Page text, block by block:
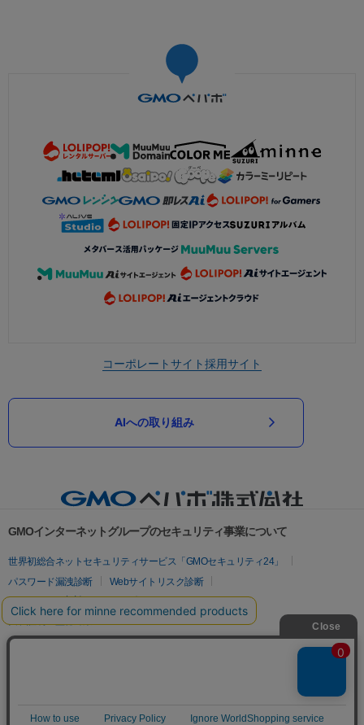
コーポレートサイト採用サイト
AIへの取り組み
GMOインターネットグループのセキュリティ事業について
世界初総合ネットセキュリティサービス「GMOセキュリティ24」
パスワード漏洩診断
Webサイトリスク診断
セキュリティ相談AIチャットボット
実在証明・盗聴対策
サイバー攻撃対策（GMOサイバーセキュリティ byイエラエ）